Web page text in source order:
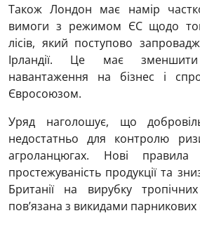
Також Лондон має намір
вимоги з режимом ЄС щодо
лісів, який поступово
Ірландії. Це має зменшити
навантаження на бізнес і
Євросоюзом.
Уряд наголошує, що
недостатньо для контролю
агроланцюгах. Нові
простежуваність продукції та
Британії на вирубку
пов’язана з викидами парникових